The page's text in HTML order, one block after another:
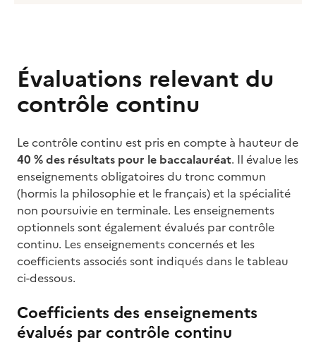
Évaluations relevant du
contrôle continu
Le contrôle continu est pris en compte à hauteur de
40 % des résultats pour le baccalauréat. Il évalue les
enseignements obligatoires du tronc commun
(hormis la philosophie et le français) et la spécialité
non poursuivie en terminale. Les enseignements
optionnels sont également évalués par contrôle
continu. Les enseignements concernés et les
coefficients associés sont indiqués dans le tableau
ci-dessous.
Coefficients des enseignements
évalués par contrôle continu